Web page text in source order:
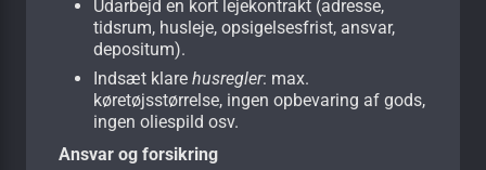
Udarbejd en kort lejekontrakt (adresse,
tidsrum, husleje, opsigelsesfrist, ansvar,
depositum).
Indsæt klare husregler: max.
køretøjsstørrelse, ingen opbevaring af gods,
ingen oliespild osv.
Ansvar og forsikring